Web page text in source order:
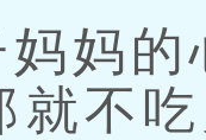
妈的
就不